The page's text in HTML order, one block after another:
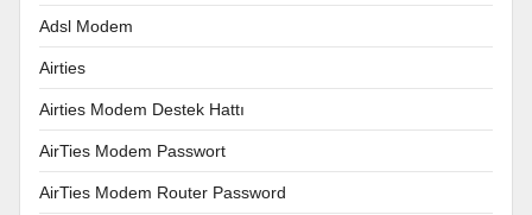
Adsl Modem
Airties
Airties Modem Destek Hattı
AirTies Modem Passwort
AirTies Modem Router Password